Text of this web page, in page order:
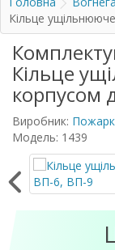
Кільце
Кільце
корпусом
Виробник:
Модель: 1439